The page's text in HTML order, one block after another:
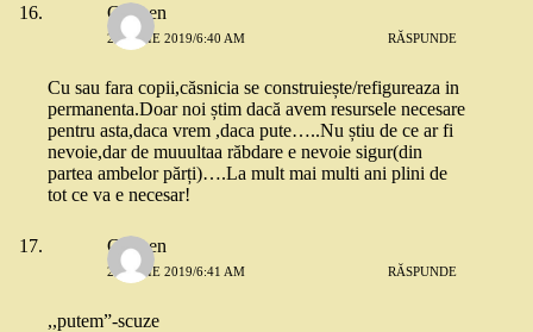
Carmen
26 IULIE 2019/6:40 AM RĂSPUNDE
Cu sau fara copii,căsnicia se construiește/refigureaza in
permanenta.Doar noi știm dacă avem resursele necesare
pentru asta,daca vrem ,daca pute…..Nu știu de ce ar fi
nevoie,dar de muuultaa răbdare e nevoie sigur(din
partea ambelor părți)….La mult mai multi ani plini de
tot ce va e necesar!
Carmen
26 IULIE 2019/6:41 AM RĂSPUNDE
,,putem”-scuze